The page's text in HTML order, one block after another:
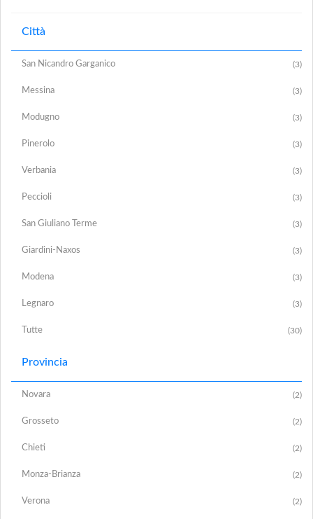
Città
San Nicandro Garganico (3)
Messina (3)
Modugno (3)
Pinerolo (3)
Verbania (3)
Peccioli (3)
San Giuliano Terme (3)
Giardini-Naxos (3)
Modena (3)
Legnaro (3)
Tutte (30)
Provincia
Novara (2)
Grosseto (2)
Chieti (2)
Monza-Brianza (2)
Verona (2)